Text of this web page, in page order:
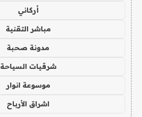
أركاني
مباشر التقنية
مدونة صحبة
شرقيات السياحة
موسوعة انوار
اشراق الأرباح